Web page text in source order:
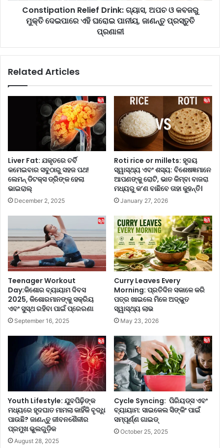
କ
ନେ
ଙ୍ଗ
ପୁ
ରି
,
ଣ
ନ୍ତୁ
ହ
ରେ
ସି
ପି
i
ଗ୍ୟା
ସ
,
ଚ
କ
ଜ
ରୁ
ମୁ
କ୍ତି
ଦେ
ଇ
ପା
ପା
ନୀ
ୟ
,
ଜା
ଣ
Constipation Relief Drink: ଗ୍ୟାସ, ଅପଚ ଓ କବଜରୁ
ମୁକ୍ତି ଦେଇପାରେ ଏହି ଘରୋଇ ପାନୀୟ, ଜାଣନ୍ତୁ ପ୍ରସ୍ତୁତି
ପ୍ରଣାଳୀ
Related Articles
Liver Fat: ଯକୃତରେ ଚର୍ବି
କମେଇବାର ସବୁଠାରୁ ସହଜ ପଥ!
ଲେମନ୍ ଡିଟକ୍ସ ଡ୍ରିଙ୍କ ହେଲା
ଭାଇରାଲ୍
December 2, 2025
Roti rice or millets: ହୃଦୟ
ସ୍ୱାସ୍ଥ୍ୟ ଏବଂ ଶସ୍ୟ: ବିଶେଷଜ୍ଞମାନେ
ଆପଣଙ୍କୁ ରୋଟି, ଭାତ କିମ୍ବା ବାଜରା
ମଧ୍ୟରୁ କ’ଣ ବାଛିବେ ତାହା କୁହନ୍ତି।
January 27, 2026
Teenager Workout
Day:କିଶୋର ବ୍ୟାୟାମ ଦିବସ
2025, କିଶୋରମାନଙ୍କୁ ସକ୍ରିୟ
ଏବଂ ସୁସ୍ଥ ରହିବା ପାଇଁ ପ୍ରେରଣା
September 16, 2025
Curry Leaves Every
Morning: ପ୍ରତିଦିନ ସକାଳେ କରି
ପତ୍ର ଖାଇଲେ ମିଳେ ଅଦ୍ଭୁତ
ସ୍ୱାସ୍ଥ୍ୟ ଲାଭ
May 23, 2026
Youth Lifestyle: ଯୁବପିଢ଼ିଙ୍କ
ମଧ୍ୟରେ ହୃଦଘାତ ମାମଲା କାହିଁକି ବୃଦ୍ଧି
ପାଉଛି? ଜାଣନ୍ତୁ ଜୀବନଶୈଳୀର
ପ୍ରମୁଖ ଭୁଲଗୁଡ଼ିକ
August 28, 2025
Cycle Syncing: ପିରିୟଡ୍ସ ଏବଂ
ବ୍ୟାୟାମ: ସାଇକେଲ ସିଙ୍କିଂ ପାଇଁ
ସମ୍ପୂର୍ଣ୍ଣ ଗାଇଡ୍
October 25, 2025